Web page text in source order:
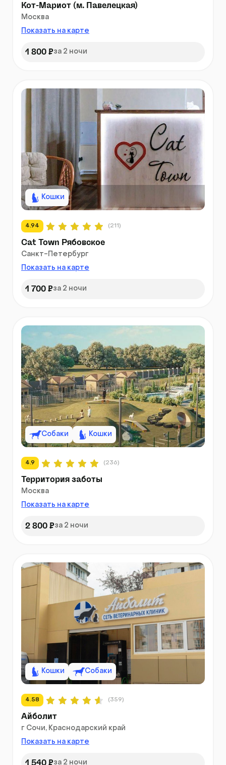
Кот-Мариот (м. Павелецкая)
Москва
Показать на карте
1 800 ₽за 2 ночи
Кошки
4.94 (211)
Cat Town Рябовское
Санкт-Петербург
Показать на карте
1 700 ₽за 2 ночи
Собаки Кошки
4.9 (236)
Территория заботы
Москва
Показать на карте
2 800 ₽за 2 ночи
Кошки Собаки
4.58 (359)
Айболит
г Сочи, Краснодарский край
Показать на карте
1 540 ₽за 2 ночи